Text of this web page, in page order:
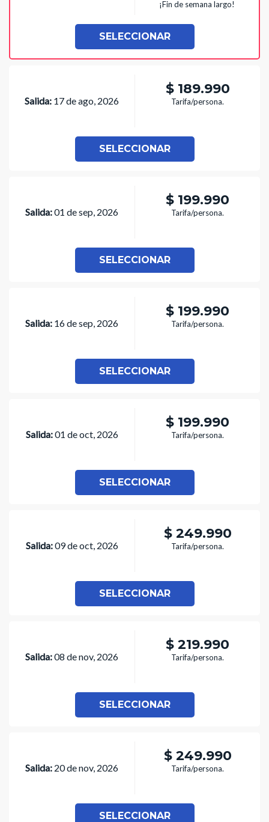
¡Fin de semana largo!
SELECCIONAR
Salida: 17 de ago, 2026
$ 189.990
Tarifa/persona.
SELECCIONAR
Salida:01 de sep, 2026
$ 199.990
Tarifa/persona.
SELECCIONAR
Salida: 16 de sep, 2026
$ 199.990
Tarifa/persona.
SELECCIONAR
Salida:01 de oct, 2026
$ 199.990
Tarifa/persona.
SELECCIONAR
Salida:09 de oct, 2026
$ 249.990
Tarifa/persona.
SELECCIONAR
Salida:08 de nov, 2026
$ 219.990
Tarifa/persona.
SELECCIONAR
Salida: 20 de nov, 2026
$ 249.990
Tarifa/persona.
SELECCIONAR